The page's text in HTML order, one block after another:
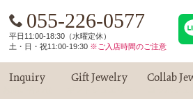
055-226-0577
平日11:00-18:30（水曜定休）
土・日・祝11:00-19:30 ※ご入店時間のご注意
Inquiry Gift Jewelry Collab